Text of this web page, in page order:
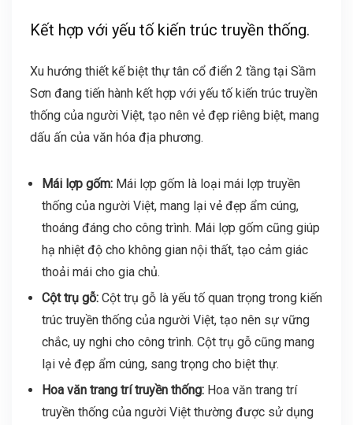
Kết hợp với yếu tố kiến trúc truyền thống.
Xu hướng thiết kế biệt thự tân cổ điển 2 tầng tại Sầm
Sơn đang tiến hành kết hợp với yếu tố kiến trúc truyền
thống của người Việt, tạo nên vẻ đẹp riêng biệt, mang
dấu ấn của văn hóa địa phương.
Mái lợp gốm:Mái lợp gốm là loại mái lợp truyền
thống của người Việt, mang lại vẻ đẹp ẩm cúng,
thoáng đáng cho công trình. Mái lợp gốm cũng giúp
hạ nhiệt độ cho không gian nội thất, tạo cảm giác
thoải mái cho gia chủ.
Cột trụ gỗ:Cột trụ gỗ là yếu tố quan trọng trong kiến
trúc truyền thống của người Việt, tạo nên sự vững
chắc, uy nghi cho công trình. Cột trụ gỗ cũng mang
lại vẻ đẹp ẩm cúng, sang trọng cho biệt thự.
Hoa văn trang trí truyền thống:Hoa văn trang trí
truyền thống của người Việt thường được sử dụng